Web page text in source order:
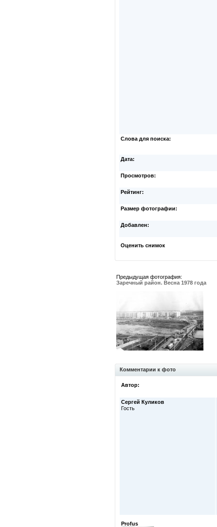
Слова для поиска:
Дата:
Просмотров:
Рейтинг:
Размер фотографии:
Добавлен:
Оценить снимок
Предыдущая фотография:
Заречный район. Весна 1978 года
Комментарии к фото
Автор:
Сергей Куликов
Гость
Profus